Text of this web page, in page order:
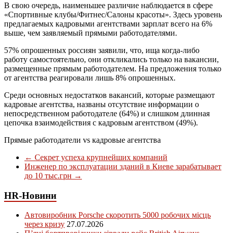
В свою очередь, наименьшее различие наблюдается в сфере
«Спортивные клубы/Фитнес/Салоны красоты». Здесь уровень
предлагаемых кадровыми агентствами зарплат всего на 6%
выше, чем заявляемый прямыми работодателями.
57% опрошенных россиян заявили, что, ища когда-либо
работу самостоятельно, они откликались только на вакансии,
размещенные прямым работодателем. На предложения только
от агентства реагировали лишь 8% опрошенных.
Среди основных недостатков вакансий, которые размещают
кадровые агентства, названы отсутствие информации о
непосредственном работодателе (64%) и слишком длинная
цепочка взаимодействия с кадровым агентством (49%).
Прямые работодатели vs кадровые агентства
← Секрет успеха крупнейших компаний
Инженер по эксплуатации зданий в Киеве зарабатывает
до 10 тыс.грн →
HR-Новини
Автовиробник Porsche скоротить 5000 робочих місць
через кризу 27.07.2026